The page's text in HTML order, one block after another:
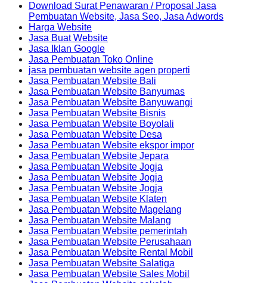
Download Surat Penawaran / Proposal Jasa
Pembuatan Website, Jasa Seo, Jasa Adwords
Harga Website
Jasa Buat Website
Jasa Iklan Google
Jasa Pembuatan Toko Online
jasa pembuatan website agen properti
Jasa Pembuatan Website Bali
Jasa Pembuatan Website Banyumas
Jasa Pembuatan Website Banyuwangi
Jasa Pembuatan Website Bisnis
Jasa Pembuatan Website Boyolali
Jasa Pembuatan Website Desa
Jasa Pembuatan Website ekspor impor
Jasa Pembuatan Website Jepara
Jasa Pembuatan Website Jogja
Jasa Pembuatan Website Jogja
Jasa Pembuatan Website Jogja
Jasa Pembuatan Website Klaten
Jasa Pembuatan Website Magelang
Jasa Pembuatan Website Malang
Jasa Pembuatan Website pemerintah
Jasa Pembuatan Website Perusahaan
Jasa Pembuatan Website Rental Mobil
Jasa Pembuatan Website Salatiga
Jasa Pembuatan Website Sales Mobil